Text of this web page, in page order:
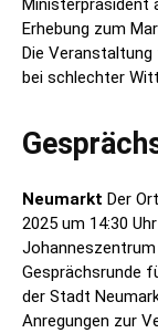
Ministerpräsident
Erhebung zum
Die
bei schlechter
Neumarkt Der
2025 um 14:30
Gesprächsrunde
der Stadt
Anregungen zur